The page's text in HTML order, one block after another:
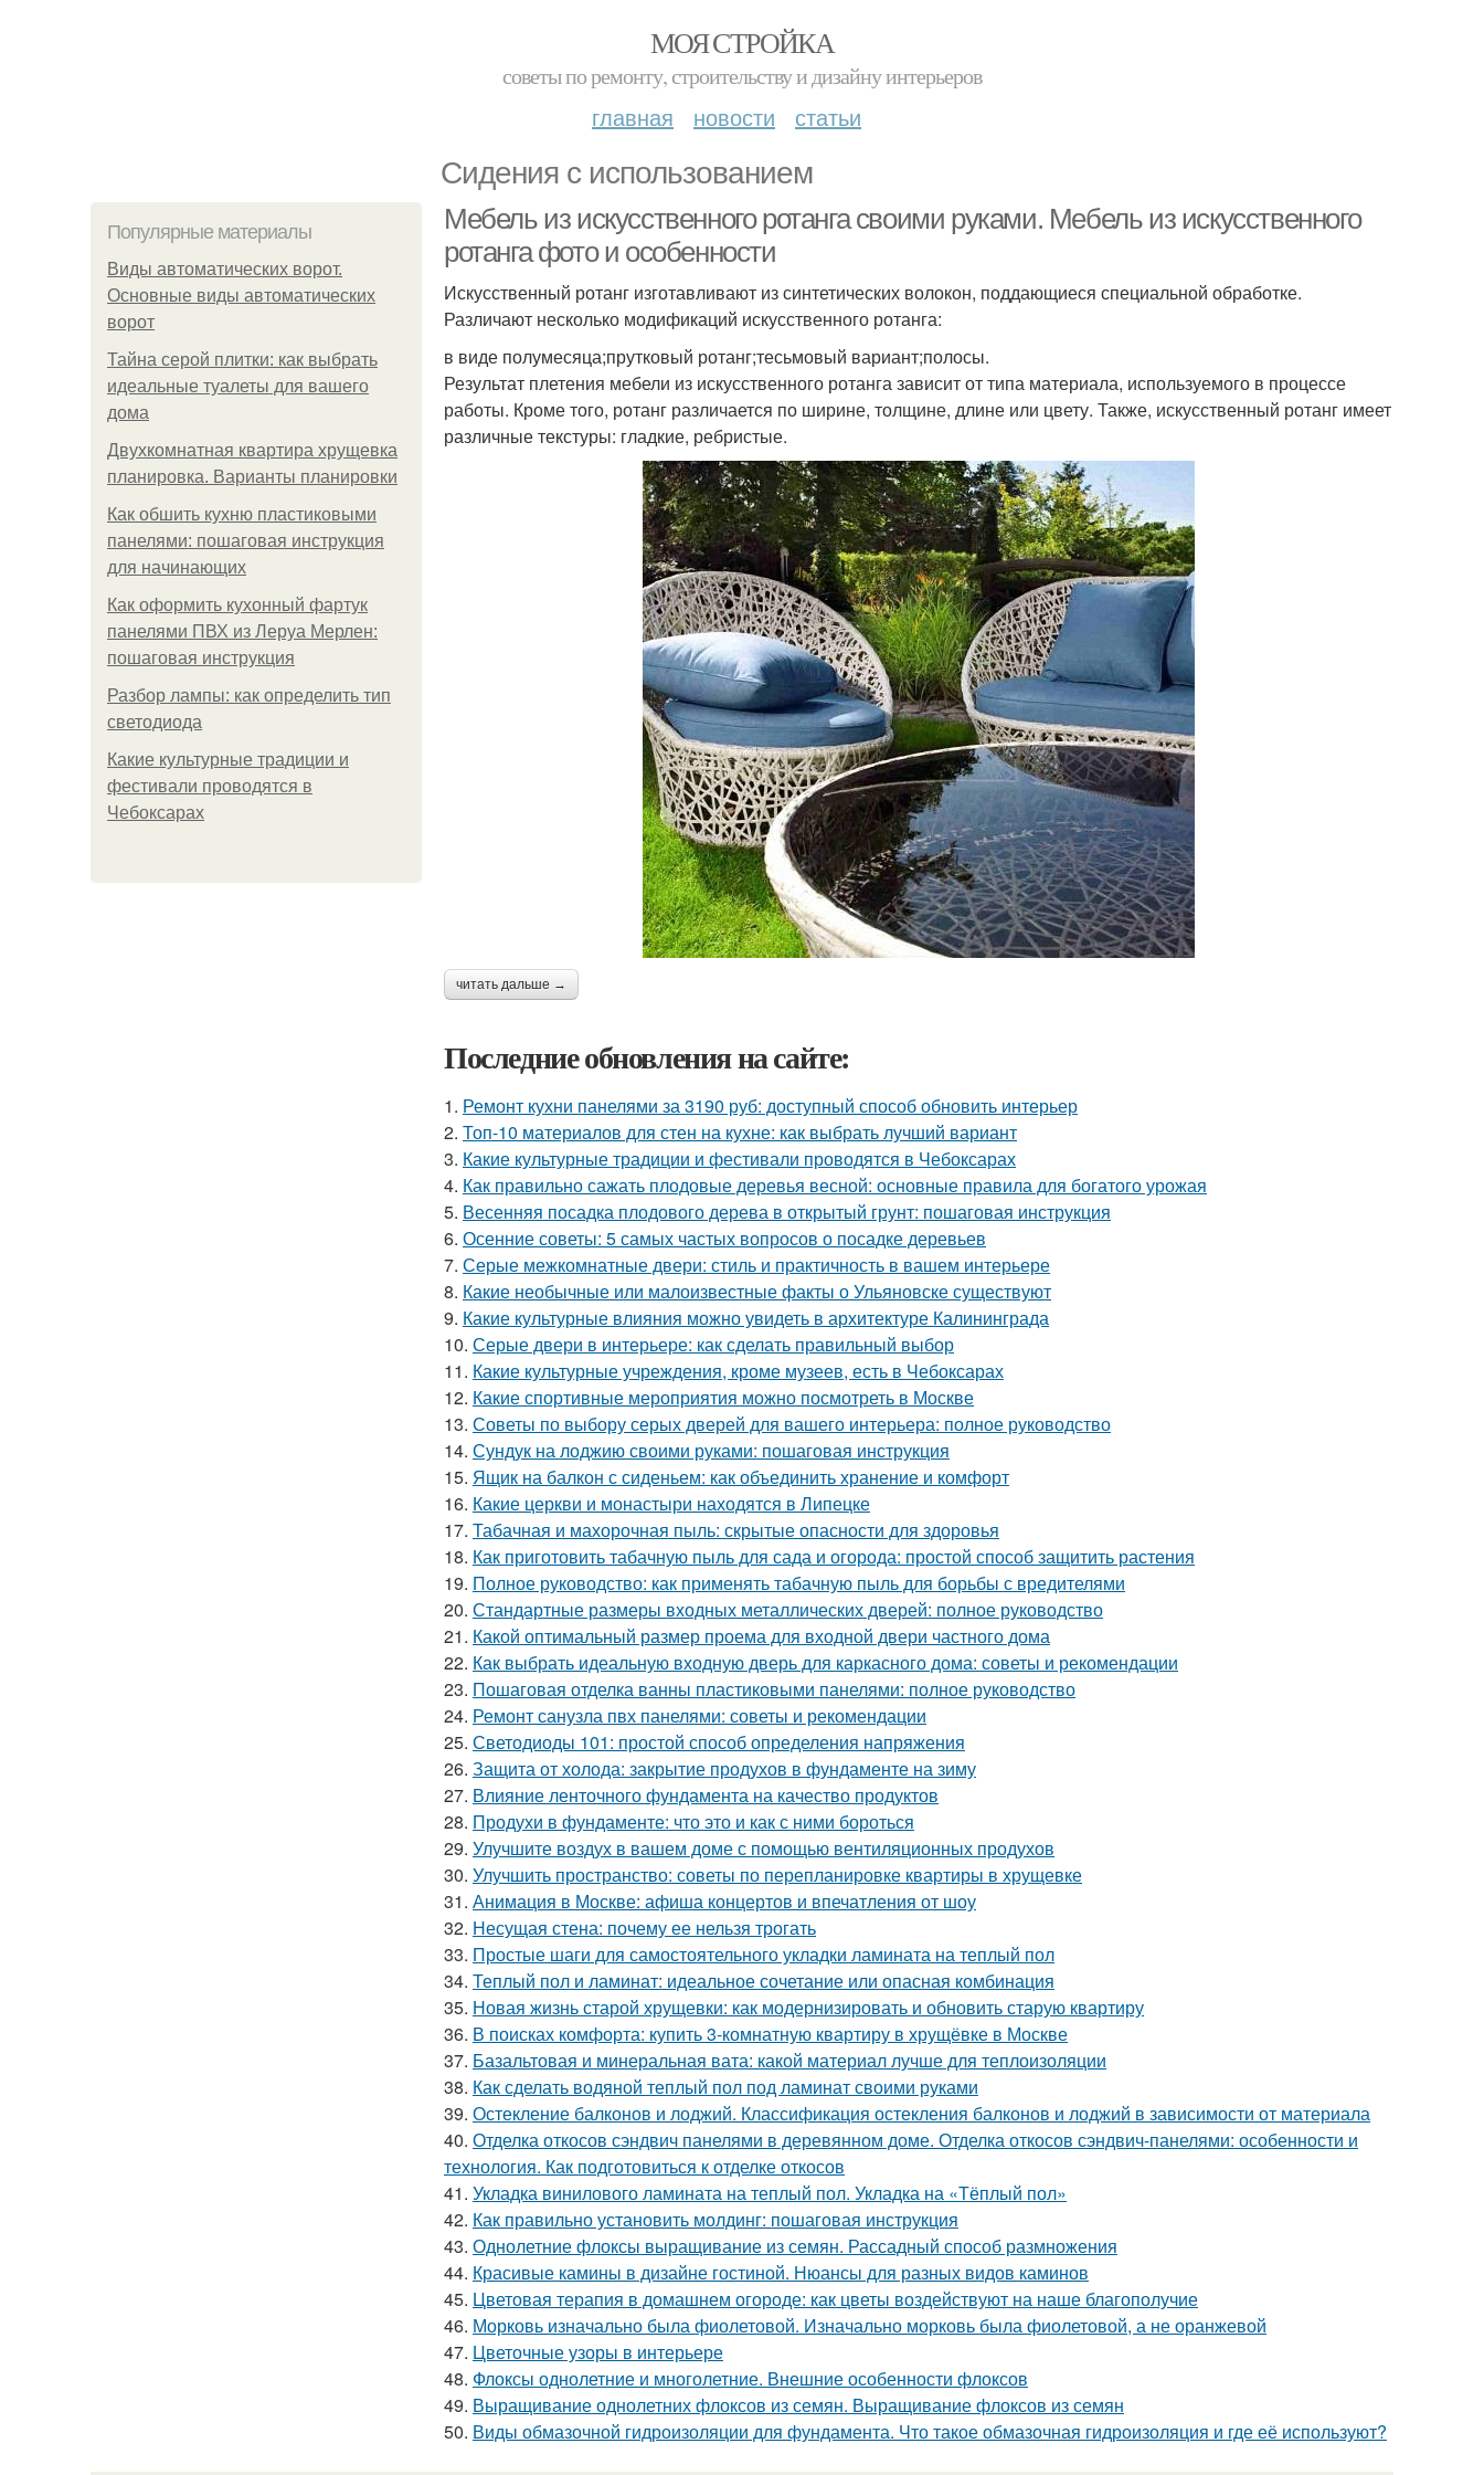
МОЯ СТРОЙКА
советы по ремонту, строительству и дизайну интерьеров
главная новости статьи
Сидения с использованием
Популярные материалы
Виды автоматических ворот.
Основные виды автоматических
ворот
Тайна серой плитки: как выбрать
идеальные туалеты для вашего
дома
Двухкомнатная квартира хрущевка
планировка. Варианты планировки
Как обшить кухню пластиковыми
панелями: пошаговая инструкция
для начинающих
Как оформить кухонный фартук
панелями ПВХ из Леруа Мерлен:
пошаговая инструкция
Разбор лампы: как определить тип
светодиода
Какие культурные традиции и
фестивали проводятся в
Чебоксарах
Мебель из искусственного ротанга своими руками. Мебель из искусственного
ротанга фото и особенности
Искусственный ротанг изготавливают из синтетических волокон, поддающиеся специальной обработке.
Различают несколько модификаций искусственного ротанга:
в виде полумесяца;прутковый ротанг;тесьмовый вариант;полосы.
Результат плетения мебели из искусственного ротанга зависит от типа материала, используемого в процессе
работы. Кроме того, ротанг различается по ширине, толщине, длине или цвету. Также, искусственный ротанг имеет
различные текстуры: гладкие, ребристые.
читать дальше →
Последние обновления на сайте:
1. Ремонт кухни панелями за 3190 руб: доступный способ обновить интерьер
2. Топ-10 материалов для стен на кухне: как выбрать лучший вариант
3. Какие культурные традиции и фестивали проводятся в Чебоксарах
4. Как правильно сажать плодовые деревья весной: основные правила для богатого урожая
5. Весенняя посадка плодового дерева в открытый грунт: пошаговая инструкция
6. Осенние советы: 5 самых частых вопросов о посадке деревьев
7. Серые межкомнатные двери: стиль и практичность в вашем интерьере
8. Какие необычные или малоизвестные факты о Ульяновске существуют
9. Какие культурные влияния можно увидеть в архитектуре Калининграда
10. Серые двери в интерьере: как сделать правильный выбор
11. Какие культурные учреждения, кроме музеев, есть в Чебоксарах
12. Какие спортивные мероприятия можно посмотреть в Москве
13. Советы по выбору серых дверей для вашего интерьера: полное руководство
14. Сундук на лоджию своими руками: пошаговая инструкция
15. Ящик на балкон с сиденьем: как объединить хранение и комфорт
16. Какие церкви и монастыри находятся в Липецке
17. Табачная и махорочная пыль: скрытые опасности для здоровья
18. Как приготовить табачную пыль для сада и огорода: простой способ защитить растения
19. Полное руководство: как применять табачную пыль для борьбы с вредителями
20. Стандартные размеры входных металлических дверей: полное руководство
21. Какой оптимальный размер проема для входной двери частного дома
22. Как выбрать идеальную входную дверь для каркасного дома: советы и рекомендации
23. Пошаговая отделка ванны пластиковыми панелями: полное руководство
24. Ремонт санузла пвх панелями: советы и рекомендации
25. Светодиоды 101: простой способ определения напряжения
26. Защита от холода: закрытие продухов в фундаменте на зиму
27. Влияние ленточного фундамента на качество продуктов
28. Продухи в фундаменте: что это и как с ними бороться
29. Улучшите воздух в вашем доме с помощью вентиляционных продухов
30. Улучшить пространство: советы по перепланировке квартиры в хрущевке
31. Анимация в Москве: афиша концертов и впечатления от шоу
32. Несущая стена: почему ее нельзя трогать
33. Простые шаги для самостоятельного укладки ламината на теплый пол
34. Теплый пол и ламинат: идеальное сочетание или опасная комбинация
35. Новая жизнь старой хрущевки: как модернизировать и обновить старую квартиру
36. В поисках комфорта: купить 3-комнатную квартиру в хрущёвке в Москве
37. Базальтовая и минеральная вата: какой материал лучше для теплоизоляции
38. Как сделать водяной теплый пол под ламинат своими руками
39. Остекление балконов и лоджий. Классификация остекления балконов и лоджий в зависимости от материала
40. Отделка откосов сэндвич панелями в деревянном доме. Отделка откосов сэндвич-панелями: особенности и
технология. Как подготовиться к отделке откосов
41. Укладка винилового ламината на теплый пол. Укладка на «Тёплый пол»
42. Как правильно установить молдинг: пошаговая инструкция
43. Однолетние флоксы выращивание из семян. Рассадный способ размножения
44. Красивые камины в дизайне гостиной. Нюансы для разных видов каминов
45. Цветовая терапия в домашнем огороде: как цветы воздействуют на наше благополучие
46. Морковь изначально была фиолетовой. Изначально морковь была фиолетовой, а не оранжевой
47. Цветочные узоры в интерьере
48. Флоксы однолетние и многолетние. Внешние особенности флоксов
49. Выращивание однолетних флоксов из семян. Выращивание флоксов из семян
50. Виды обмазочной гидроизоляции для фундамента. Что такое обмазочная гидроизоляция и где её используют?